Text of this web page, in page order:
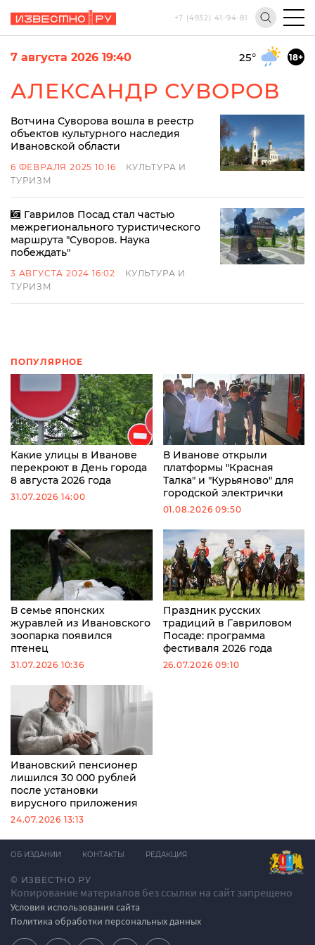
+7 (4932) 41-94-81
7 августа 2026 19:40 25° 18+
АЛЕКСАНДР СУВОРОВ
Вотчина Суворова вошла в реестр
объектов культурного наследия
Ивановской области
6 ФЕВРАЛЯ 2025 10:16
КУЛЬТУРА И
ТУРИЗМ
Гаврилов Посад стал частью
межрегионального туристического
маршрута "Суворов. Наука
побеждать"
3 АВГУСТА 2024 16:02
КУЛЬТУРА И
ТУРИЗМ
ПОПУЛЯРНОЕ
Какие улицы в Иванове
перекроют в День города
8 августа 2026 года
31.07.2026 14:00
В Иванове открыли
платформы "Красная
Талка" и "Курьяново" для
городской электрички
01.08.2026 09:50
В семье японских
журавлей из Ивановского
зоопарка появился
птенец
31.07.2026 10:36
Праздник русских
традиций в Гавриловом
Посаде: программа
фестиваля 2026 года
26.07.2026 09:10
Ивановский пенсионер
лишился 30 000 рублей
после установки
вирусного приложения
24.07.2026 13:13
© ИЗВЕСТНО.РУ
Копирование материалов без ссылки на сайт запрещено
Условия использования сайта
Политика обработки персональных данных
ОБ ИЗДАНИИ КОНТАКТЫ РЕДАКЦИЯ